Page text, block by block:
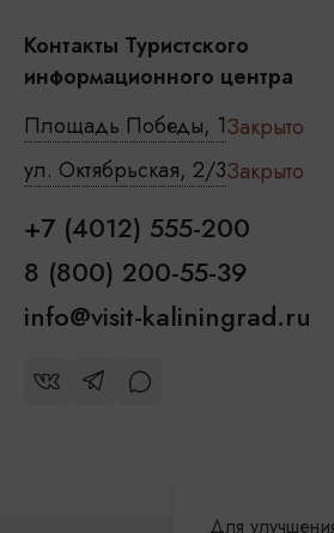
Контакты Туристского
информационного центра
Площадь Победы, 1Закрыто
ул. Октябрьская, 2/3Закрыто
+7 (4012) 555-200
8 (800) 200-55-39
info@visit-kaliningrad.ru
Для